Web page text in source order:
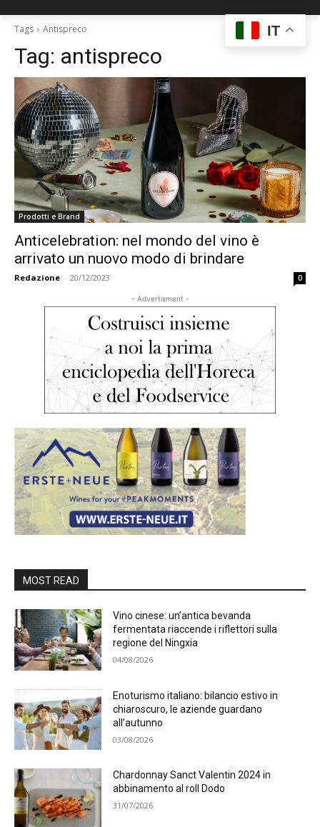
Tags Antispreco
Tag: antispreco
Prodotti e Brand
Anticelebration: nel mondo del vino è
arrivato un nuovo modo di brindare
Redazione - 20/12/2023 0
- Advertisment -
MOST READ
Vino cinese: un’antica bevanda
fermentata riaccende i riflettori sulla
regione del Ningxia
04/08/2026
Enoturismo italiano: bilancio estivo in
chiaroscuro, le aziende guardano
all’autunno
03/08/2026
Chardonnay Sanct Valentin 2024 in
abbinamento al roll Dodo
31/07/2026
IT